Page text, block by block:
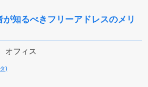
が知るべきフリーアドレスのメリ
)